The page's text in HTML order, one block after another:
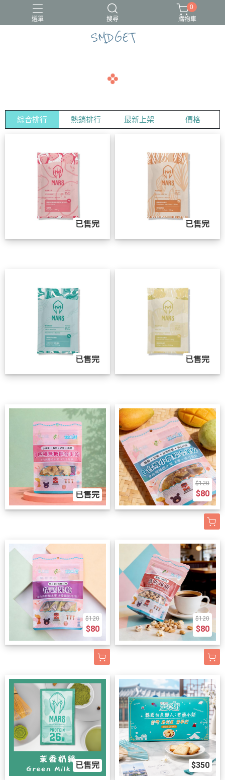
選單 搜尋
0
購物車
SMDGET
綜合排行 熱銷排行 最新上架 價格
已售完 已售完
已售完 已售完
已售完
$120
$80
$120
$80
$120
$80
已售完 $350